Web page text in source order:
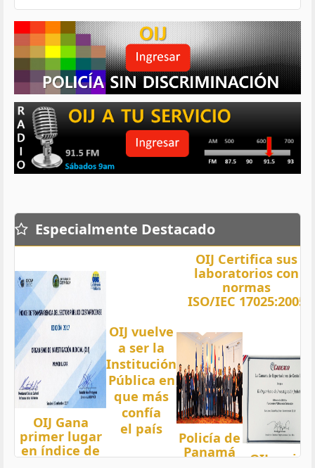
Especialmente Destacado
OIJ Gana
primer lugar
en índice de
OIJ vuelve
a ser la
Institución
Pública en
que más
confía
el país
OIJ Certifica sus
laboratorios con
normas
ISO/IEC 17025:2005
Policía de
Panamá
OIJ mejor